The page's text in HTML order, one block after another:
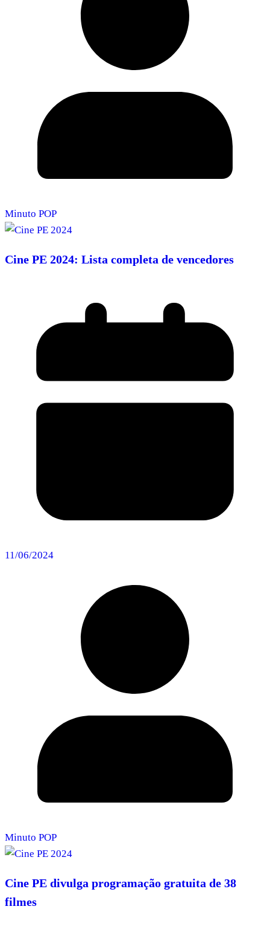
Minuto POP
Cine PE 2024: Lista completa de vencedores
11/06/2024
Minuto POP
Cine PE divulga programação gratuita de 38
filmes